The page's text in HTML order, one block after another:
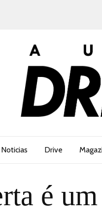
Noticias Drive
é